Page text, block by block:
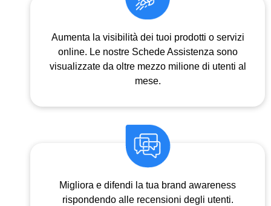
Aumenta la visibilità dei tuoi prodotti o servizi
online. Le nostre Schede Assistenza sono
visualizzate da oltre mezzo milione di utenti al
mese.
Migliora e difendi la tua brand awareness
rispondendo alle recensioni degli utenti.